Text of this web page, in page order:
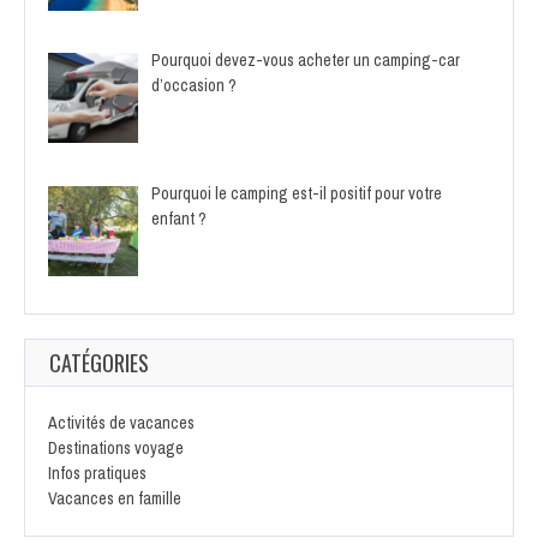
Pourquoi devez-vous acheter un camping-car
d’occasion ?
Pourquoi le camping est-il positif pour votre
enfant ?
CATÉGORIES
Activités de vacances
Destinations voyage
Infos pratiques
Vacances en famille